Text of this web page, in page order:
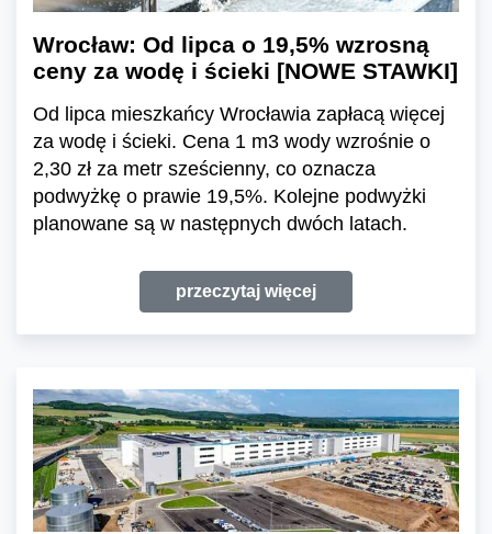
Wrocław: Od lipca o 19,5% wzrosną
ceny za wodę i ścieki [NOWE STAWKI]
Od lipca mieszkańcy Wrocławia zapłacą więcej
za wodę i ścieki. Cena 1 m3 wody wzrośnie o
2,30 zł za metr sześcienny, co oznacza
podwyżkę o prawie 19,5%. Kolejne podwyżki
planowane są w następnych dwóch latach.
przeczytaj więcej